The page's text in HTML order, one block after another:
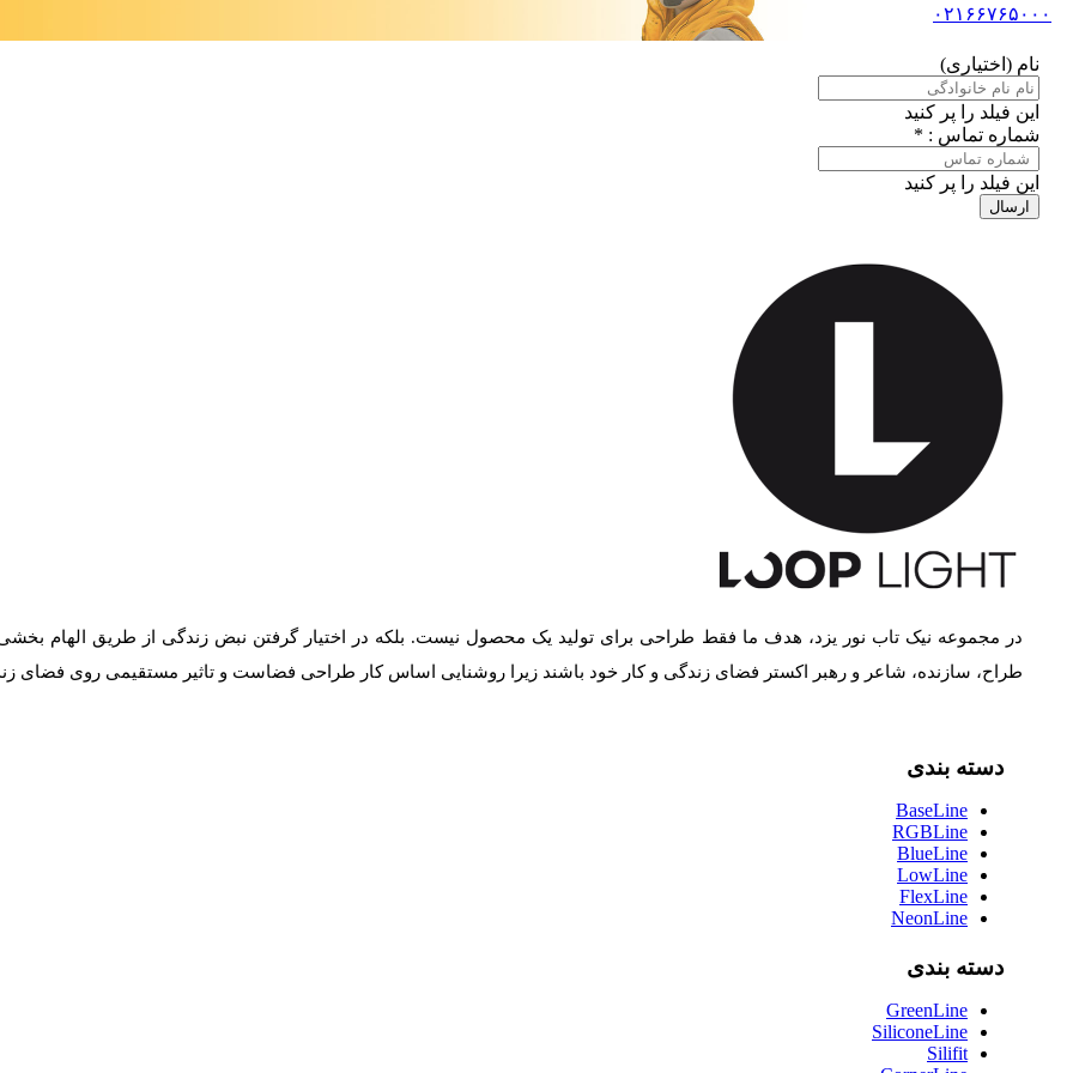
۰۲۱۶۶۷۶۵۰۰۰
نام (اختیاری)
این فیلد را پر کنید
شماره تماس : *
این فیلد را پر کنید
ارسال
در مجموعه نیک تاب نور یزد، هدف ما فقط طراحی برای تولید یک محصول نیست. بلکه در اختیار گرفتن نبض زندگی از طریق الهام
طراح، سازنده، شاعر و رهبر اکستر فضای زندگی و کار خود باشند زیرا روشنایی اساس کار طراحی فضاست و تاثیر مستقیمی روی فضای
دسته بندی
BaseLine
RGBLine
BlueLine
LowLine
FlexLine
NeonLine
دسته بندی
GreenLine
SiliconeLine
Silifit